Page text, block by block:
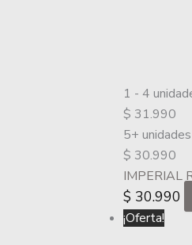
1 - 4
$ 31.990
5+ unidades
$ 30.990
IMPERIAL
$ 30.990
¡Oferta!